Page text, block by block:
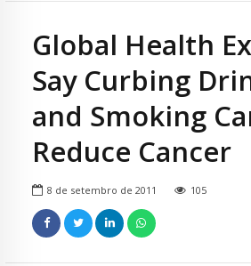
Global Health
Say Curbing
and Smoking
Reduce Cancer
8 de setembro de 2011 105